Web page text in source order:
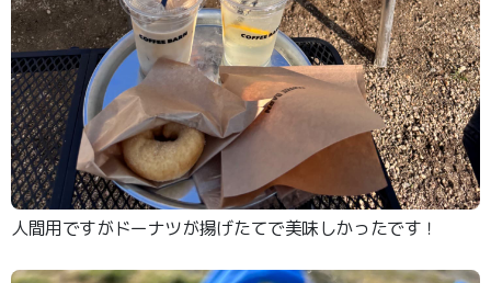
人間用ですがドーナツが揚げたてで美味しかったです！